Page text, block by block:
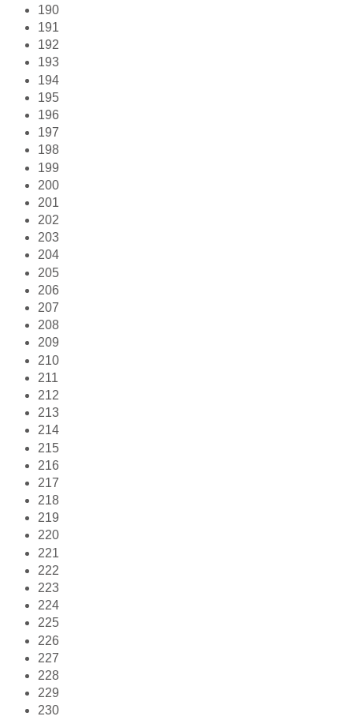
190
191
192
193
194
195
196
197
198
199
200
201
202
203
204
205
206
207
208
209
210
211
212
213
214
215
216
217
218
219
220
221
222
223
224
225
226
227
228
229
230